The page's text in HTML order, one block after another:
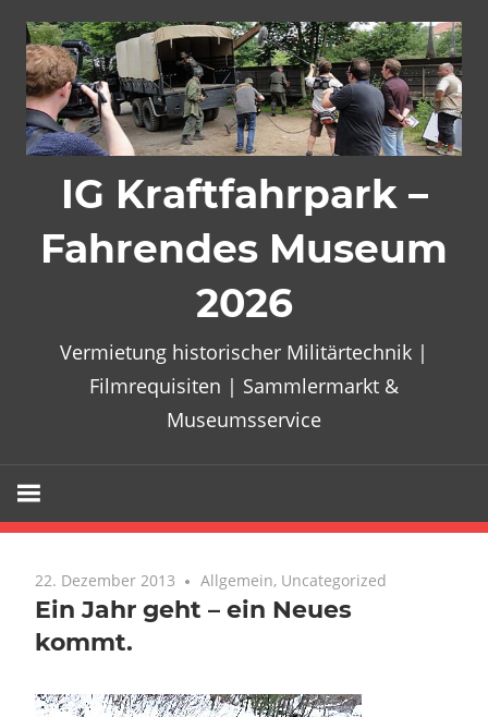
Inhalt
springen
IG Kraftfahrpark –
Fahrendes Museum
2026
Vermietung historischer Militärtechnik |
Filmrequisiten | Sammlermarkt &
Museumsservice
22. Dezember 2013 Keine Kommentare
Allgemein, Uncategorized
Ein Jahr geht – ein Neues
kommt.